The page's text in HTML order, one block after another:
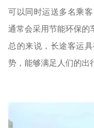
可以同时运送多名乘
通常会采用节能环保的
总的来说，长途客运
势，能够满足人们的出